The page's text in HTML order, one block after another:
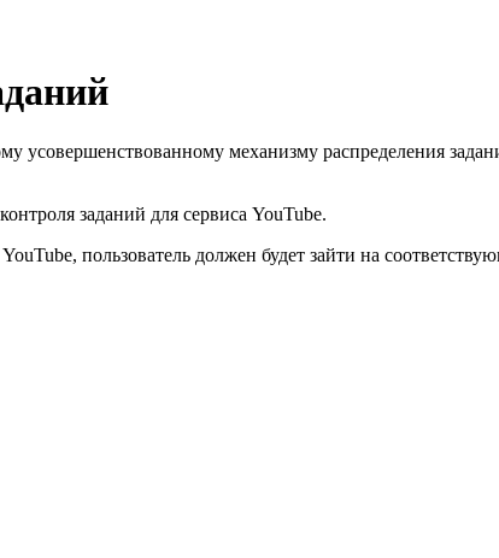
механизму распределения
заданий для сервиса YouTube.
пользователь должен будет зайти на